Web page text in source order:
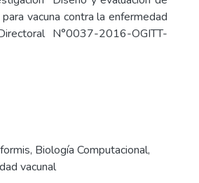
vacuna contra la enfermedad
N°0037-2016-OGITT-
, Biología Computacional,
vacunal